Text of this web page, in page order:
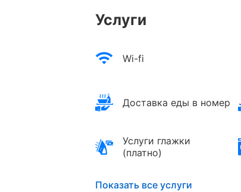
Услуги
Wi-fi
Доставка еды в номер
Услуги глажки
(платно)
Показать все услуги